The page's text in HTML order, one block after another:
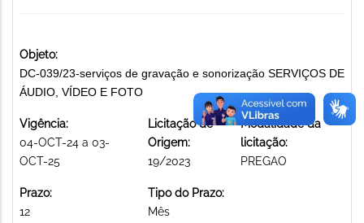
Objeto:
DC-039/23-serviços de gravação e sonorização SERVIÇOS DE
ÁUDIO, VÍDEO E FOTO
Vigência:
04-OCT-24 a 03-
OCT-25
Licitação de
Origem:
19/2023
Modalidade da
licitação:
PREGAO
Prazo:
12
Tipo do Prazo:
Mês